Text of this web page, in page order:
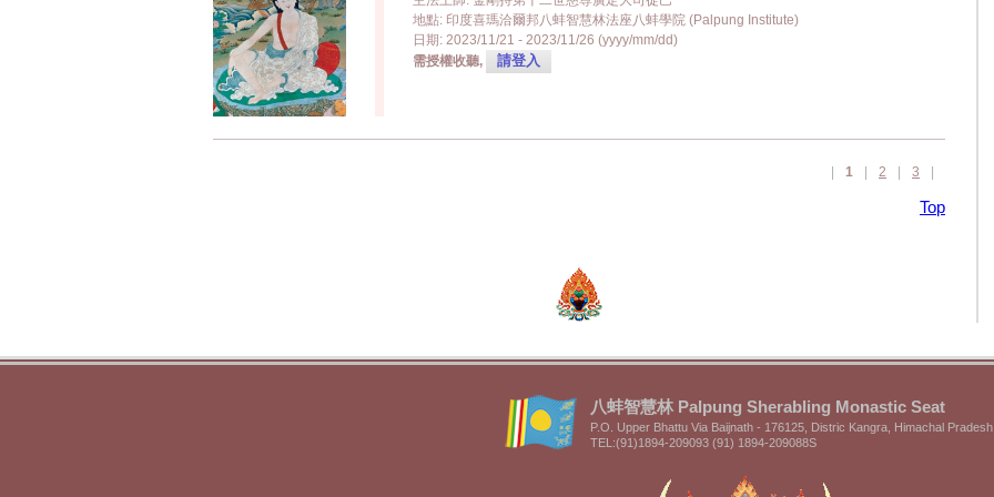
地點: 印度喜瑪洽爾邦八蚌智慧林法座八蚌學院 (Palpung Institute)
日期: 2023/11/21 - 2023/11/26 (yyyy/mm/dd)
需授權收聽,
請登入
1 2 3
Top
八蚌智慧林 Palpung Sherabling Monastic Seat
P.O. Upper Bhattu Via Baijnath - 176125, Distric Kangra, Himachal
TEL:(91)1894-209093 (91) 1894-209088S